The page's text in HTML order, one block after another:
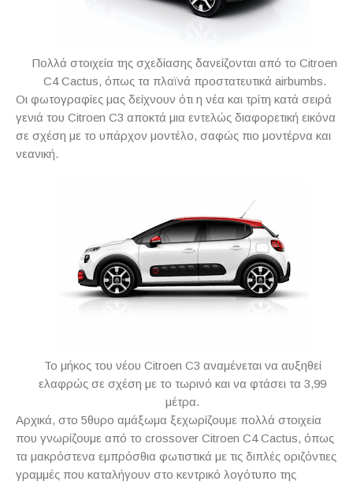
Πολλά στοιχεία της σχεδίασης δανείζονται από το Citroen
C4 Cactus, όπως τα πλαϊνά προστατευτικά airbumbs.
Οι φωτογραφίες μας δείχνουν ότι η νέα και τρίτη κατά σειρά
γενιά του Citroen C3 αποκτά μια εντελώς διαφορετική εικόνα
σε σχέση με το υπάρχον μοντέλο, σαφώς πιο μοντέρνα και
νεανική.
Το μήκος του νέου Citroen C3 αναμένεται να αυξηθεί
ελαφρώς σε σχέση με το τωρινό και να φτάσει τα 3,99
μέτρα.
Αρχικά, στο 5θυρο αμάξωμα ξεχωρίζουμε πολλά στοιχεία
που γνωρίζουμε από το crossover Citroen C4Cactus, όπως
τα μακρόστενα εμπρόσθια φωτιστικά με τις διπλές οριζόντιες
γραμμές που καταλήγουν στο κεντρικό λογότυπο της